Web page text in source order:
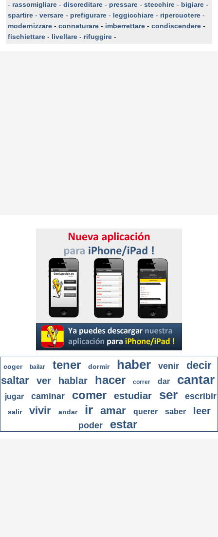
- rassomigliare - discreditare - pressare - stecchire - bigiare -
spartire - versare - prefigurare - leggicchiare - ripercuotere -
modernizzare - connaturare - imberrettare - condiscendere -
fischiettare - livellare - rifuggire -
coger bailar tener dormir haber venir
decir
saltar
ver hablar hacer correr dar cantar
jugar caminar comer estudiar ser escribir
salir vivir andar ir amar querer saber leer
poder estar